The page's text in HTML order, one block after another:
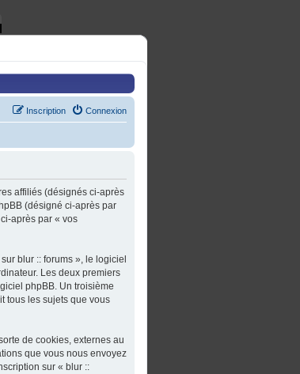
Connexion
Inscription
affiliés (désignés ci-après
(désigné ci-après par
après par « vos
blur :: forums », le logiciel
Les deux premiers
phpBB. Un troisième
tous les sujets que vous
de cookies, externes au
que vous nous envoyez
sur « blur ::